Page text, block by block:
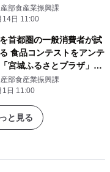
で試食・投票を行い、最
商品を 「みんなのお気に
「みんなのみやぎフー
『みんなのみやぎフード
』
部食産業振興課
14日 11:00
首都圏の一般消費者が試
食品コンテストをアンテ
宮城ふるさとプラザ」で
出品募集。最も人気の
みんなのお気に入り」と
のみやぎフード」に認定
までエントリー受付
やぎフードグランプリ
部食産業振興課
1日 11:00
と見る